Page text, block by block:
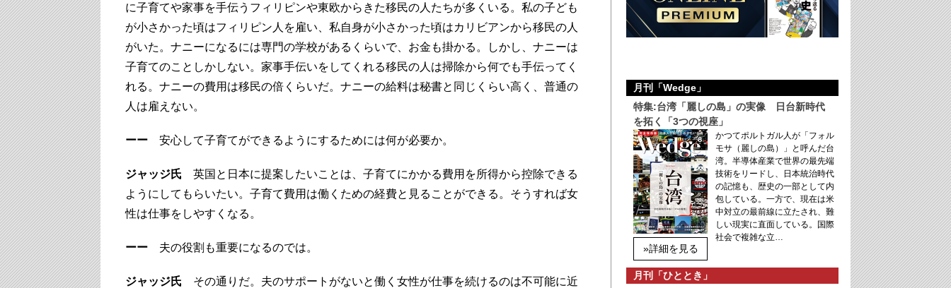
に子育てや家事を手伝うフィリピンや東欧からきた移民の人たちが多くいる。私の子ども
が小さかった頃はフィリピン人を雇い、私自身が小さかった頃はカリビアンから移民の人
がいた。ナニーになるには専門の学校があるくらいで、お金も掛かる。しかし、ナニーは
子育てのことしかしない。家事手伝いをしてくれる移民の人は掃除から何でも手伝ってく
れる。ナニーの費用は移民の倍くらいだ。ナニーの給料は秘書と同じくらい高く、普通の
人は雇えない。
ーー 安心して子育てができるようにするためには何が必要か。
ジャッジ氏 英国と日本に提案したいことは、子育てにかかる費用を所得から控除できる
ようにしてもらいたい。子育て費用は働くための経費と見ることができる。そうすれば女
性は仕事をしやすくなる。
ーー 夫の役割も重要になるのでは。
ジャッジ氏 その通りだ。夫のサポートがないと働く女性が仕事を続けるのは不可能に近
月刊「Wedge」
特集:台湾「麗しの島」の実像 日台新時代
を拓く「3つの視座」
»詳細を見る
かつてポルトガル人が「フォル
モサ（麗しの島）」と呼んだ台
湾。半導体産業で世界の最先端
技術をリードし、日本統治時代
の記憶も、歴史の一部として内
包している。一方で、現在は米
中対立の最前線に立たされ、難
しい現実に直面している。国際
社会で複雑な立…
月刊「ひととき」